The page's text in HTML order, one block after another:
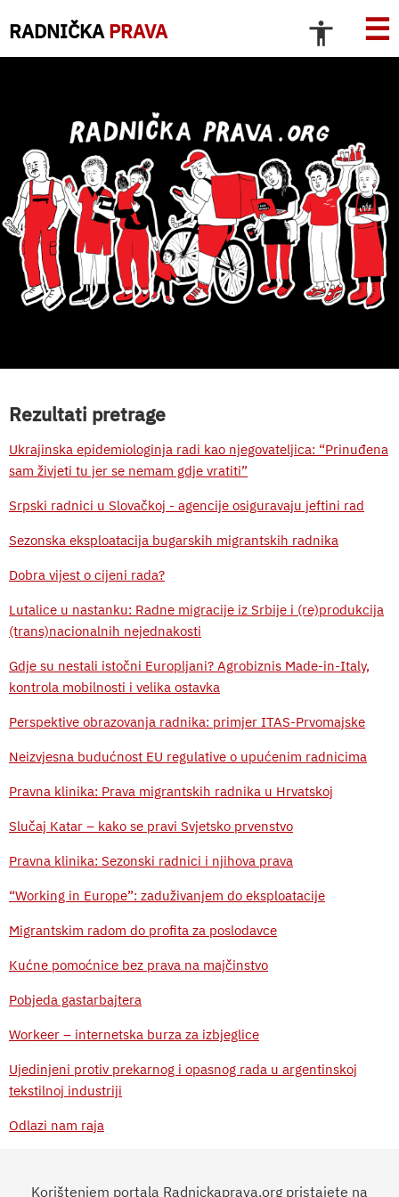
RADNIČKA PRAVA ☰
Rezultati pretrage
Ukrajinska epidemiologinja radi kao njegovateljica: “Prinuđena
sam živjeti tu jer se nemam gdje vratiti”
Srpski radnici u Slovačkoj - agencije osiguravaju jeftini rad
Sezonska eksploatacija bugarskih migrantskih radnika
Dobra vijest o cijeni rada?
Lutalice u nastanku: Radne migracije iz Srbije i (re)produkcija
(trans)nacionalnih nejednakosti
Gdje su nestali istočni Europljani? Agrobiznis Made-in-Italy,
kontrola mobilnosti i velika ostavka
Perspektive obrazovanja radnika: primjer ITAS-Prvomajske
Neizvjesna budućnost EU regulative o upućenim radnicima
Pravna klinika: Prava migrantskih radnika u Hrvatskoj
Slučaj Katar – kako se pravi Svjetsko prvenstvo
Pravna klinika: Sezonski radnici i njihova prava
“Working in Europe”: zaduživanjem do eksploatacije
Migrantskim radom do profita za poslodavce
Kućne pomoćnice bez prava na majčinstvo
Pobjeda gastarbajtera
Workeer – internetska burza za izbjeglice
Ujedinjeni protiv prekarnog i opasnog rada u argentinskoj
tekstilnoj industriji
Odlazi nam raja
Korištenjem portala Radnickaprava.org pristajete na